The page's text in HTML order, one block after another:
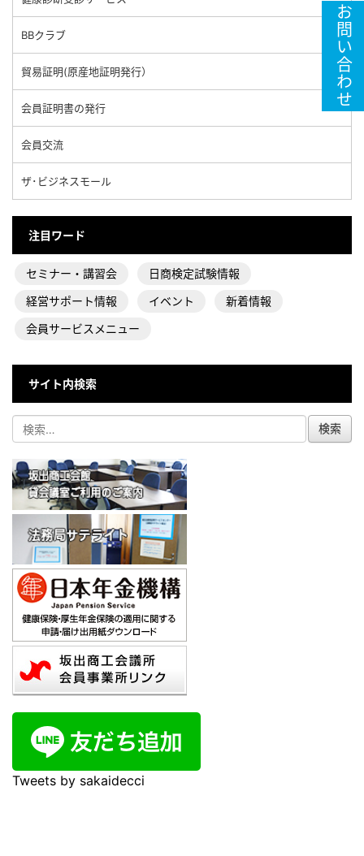
BBクラブ
貿易証明(原産地証明発行）
会員証明書の発行
会員交流
ザ･ビジネスモール
注目ワード
セミナー・講習会
日商検定試験情報
経営サポート情報
イベント
新着情報
会員サービスメニュー
サイト内検索
Tweets by sakaidecci
お問い合わせ